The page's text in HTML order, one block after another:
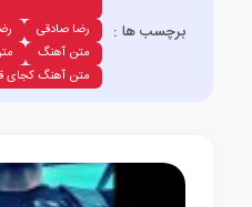
برچسب ها :
رضا صادقی
متن آهنگ
متن آهنگ کجای